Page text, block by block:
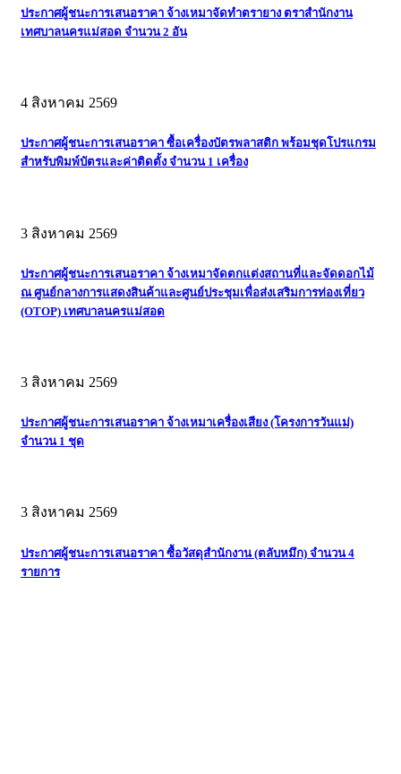
ประกาศผู้ชนะการเสนอราคา จ้างเหมาจัดทำตรายาง ตราสำนักงาน
เทศบาลนครแม่สอด จำนวน 2 อัน
4 สิงหาคม 2569
ประกาศผู้ชนะการเสนอราคา ซื้อเครื่องบัตรพลาสติก พร้อมชุดโปรแกรม
สำหรับพิมพ์บัตรและค่าติดตั้ง จำนวน 1 เครื่อง
3 สิงหาคม 2569
ประกาศผู้ชนะการเสนอราคา จ้างเหมาจัดตกแต่งสถานที่และจัดดอกไม้
ณ ศูนย์กลางการแสดงสินค้าและศูนย์ประชุมเพื่อส่งเสริมการท่องเที่ยว
(OTOP) เทศบาลนครแม่สอด
3 สิงหาคม 2569
ประกาศผู้ชนะการเสนอราคา จ้างเหมาเครื่องเสียง (โครงการวันแม่)
จำนวน 1 ชุด
3 สิงหาคม 2569
ประกาศผู้ชนะการเสนอราคา ซื้อวัสดุสำนักงาน (ตลับหมึก) จำนวน 4
รายการ